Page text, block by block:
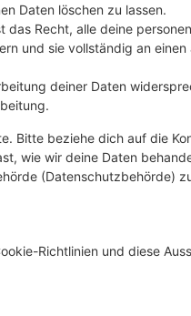
Daten löschen zu lassen.
Recht, alle deine
und sie vollständig an
deiner Daten
Bitte beziehe dich auf die
wie wir deine Daten
(Datenschutzbehörde)
Richtlinien und diese